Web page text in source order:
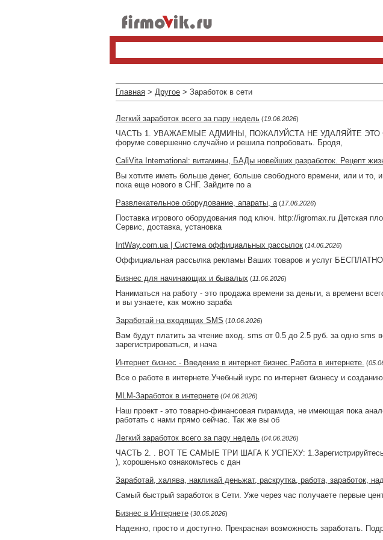
Главная > Другое > Заработок в сети
Легкий заработок всего за пару недель (19.06.2026)
ЧАСТЬ 1. УВАЖАЕМЫЕ АДМИНЫ, ПОЖАЛУЙСТА НЕ УДАЛЯЙТЕ ЭТО
форуме совершенно случайно и решила попробовать. Бродя,
CaliVita International: витамины, БАДы новейших разработок. Рецепт
Вы хотите иметь больше денег, больше свободного времени, или и
пока еще нового в СНГ. Зайдите по а
Развлекательное оборудование, апараты, а (17.06.2026)
Поставка игрового оборудования под ключ. http://igromax.ru Детская
Сервис, доставка, установка
IntWay.com.ua | Система оффициальных рассылок (14.06.2026)
Оффициальная рассылка рекламы Ваших товаров и услуг
Бизнес для начинающих и бывалых (11.06.2026)
Наниматься на работу - это продажа времени за деньги, а времени
и вы узнаете, как можно зараба
Заработай на входящих SMS (10.06.2026)
Вам будут платить за чтение вход. sms от 0.5 до 2.5 руб. за одно
зарегистрироваться, и нача
Интернет бизнес - Введение в интернет бизнес.Работа в интернете. (
Все о работе в интернете.Учебный курс по интернет бизнесу и
MLM-Заработок в интернете (04.06.2026)
Наш проект - это товарно-финансовая пирамида, не имеющая пока
работать с нами прямо сейчас. Так же вы об
Легкий заработок всего за пару недель (04.06.2026)
ЧАСТЬ 2. . ВОТ ТЕ САМЫЕ ТРИ ШАГА К УСПЕХУ: 1.Зарегистрируйтесь с
), хорошенько ознакомьтесь с дан
Заработай, халява, накликай деньжат, раскрутка, работа, заработок,
Самый быстрый заработок в Сети. Уже через час получаете первые
Бизнес в Интернете (30.05.2026)
Надежно, просто и доступно. Прекрасная возможность заработать.